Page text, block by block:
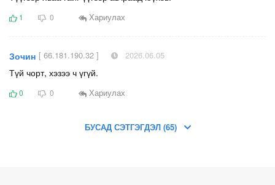
1 0 Хариулах
Зочин [ 66.181.190.32 ] 2026.06.05
Түй чорт, хэзээ ч үгүй.
0 0 Хариулах
БУСАД СЭТГЭГДЭЛ (65)